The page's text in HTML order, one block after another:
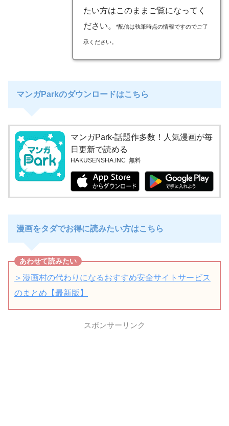
たい方はこのままご覧になってく
ださい。
*配信は執筆時点の情報ですのでご了
承ください。
マンガParkのダウンロードはこちら
マンガPark-話題作多数！人気漫画が毎
日更新で読める
HAKUSENSHA.INC 無料
漫画をタダでお得に読みたい方はこちら
＞漫画村の代わりになるおすすめ安全サイトサービス
のまとめ【最新版】
スポンサーリンク